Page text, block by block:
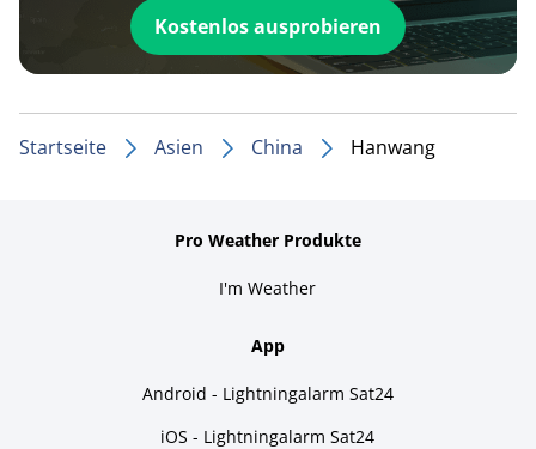
Kostenlos ausprobieren
Startseite Asien China Hanwang
Pro Weather Produkte
I'm Weather
App
Android - Lightningalarm Sat24
iOS - Lightningalarm Sat24